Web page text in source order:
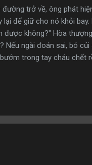
trở về, ông phát
để giữ cho nó khỏi
không?" Hòa
ngài đoán sai, bó
trong tay cháu chết
trước mặt, cậu ta cũng